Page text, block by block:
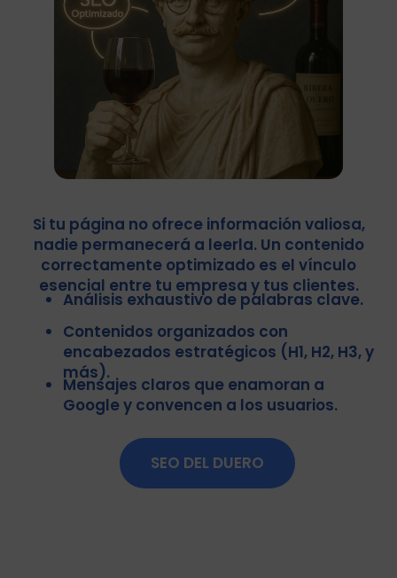
Si tu página no ofrece información valiosa,
nadie permanecerá a leerla. Un contenido
correctamente optimizado es el vínculo
esencial entre tu empresa y tus clientes.
Análisis exhaustivo de palabras clave.
Contenidos organizados con
encabezados estratégicos (H1, H2, H3, y
más).
Mensajes claros que enamoran a
Google y convencen a los usuarios.
SEO DEL DUERO